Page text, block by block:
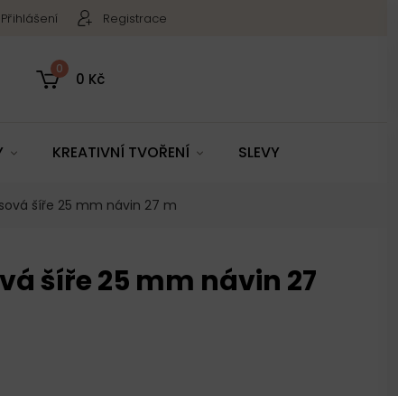
Přihlášení Registrace
0
0 Kč
KREATIVNÍ TVOŘENÍ SLEVY
šíře 25 mm návin 27 m
šíře 25 mm návin 27